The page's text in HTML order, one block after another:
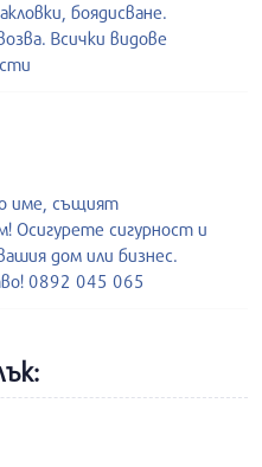
боядисване.
Всички видове
име, същият
Осигурете сигурност и
дом или бизнес.
0892 045 065